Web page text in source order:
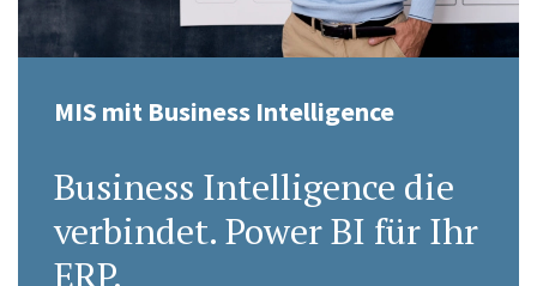
MIS mit Business Intelligence
Business Intelligence die
verbindet. Power BI für Ihr
ERP.